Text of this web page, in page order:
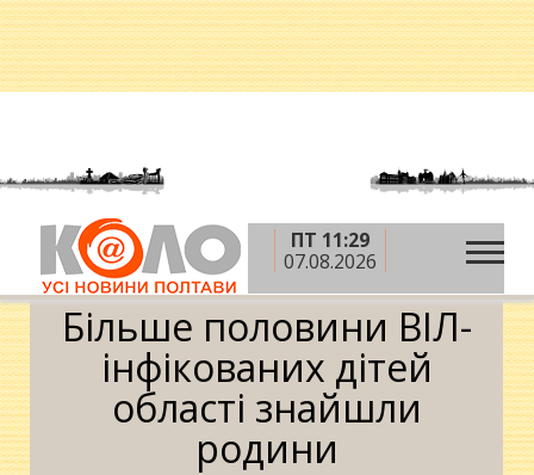
ПТ 11:29
07.08.2026
Головна » Новини »
Більше половини ВІЛ-
інфікованих дітей області знайшли родини
Більше половини ВІЛ-
інфікованих дітей
області знайшли
родини